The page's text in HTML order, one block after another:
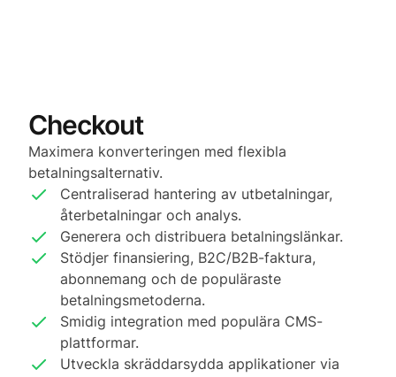
Checkout
Maximera konverteringen med flexibla
betalningsalternativ.
Centraliserad hantering av utbetalningar,
återbetalningar och analys.
Generera och distribuera betalningslänkar.
Stödjer finansiering, B2C/B2B-faktura,
abonnemang och de populäraste
betalningsmetoderna.
Smidig integration med populära CMS-
plattformar.
Utveckla skräddarsydda applikationer via